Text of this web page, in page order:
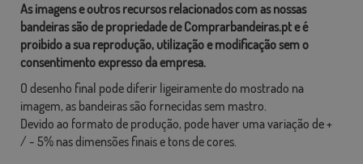
As imagens e outros recursos relacionados com as nossas
bandeiras são de propriedade de Comprarbandeiras.pt e é
proibido a sua reprodução, utilização e modificação sem o
consentimento expresso da empresa.
O desenho final pode diferir ligeiramente do mostrado na
imagem, as bandeiras são fornecidas sem mastro.
Devido ao formato de produção, pode haver uma variação de +
/ - 5% nas dimensões finais e tons de cores.